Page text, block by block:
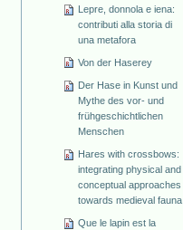
Lepre, donnola e iena:
contributi alla storia di
una metafora
Von der Haserey
Der Hase in Kunst und
Mythe des vor- und
frühgeschichtlichen
Menschen
Hares with crossbows:
integrating physical and
conceptual approaches
towards medieval fauna
Que le lapin est la